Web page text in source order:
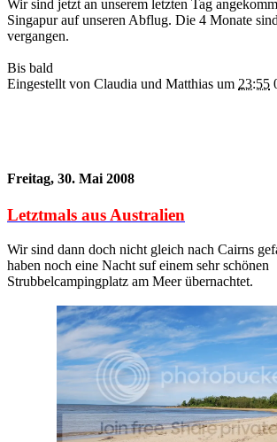
Wir sind jetzt an unserem letzten Tag
Singapur auf unseren Abflug. Die 4 Monate
vergangen.
Bis bald
Eingestellt von Claudia und Matthias um 23:55
Freitag, 30. Mai 2008
Letztmals aus Australien
Wir sind dann doch nicht gleich nach Cairns
haben noch eine Nacht suf einem sehr schönen
Strubbelcampingplatz am Meer übernachtet.